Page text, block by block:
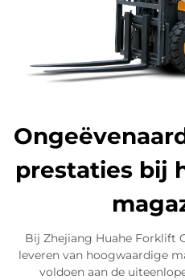
prestaties bij
Bij Zhejiang Huahe Forklift
leveren van hoogwaardige
voldoen aan de